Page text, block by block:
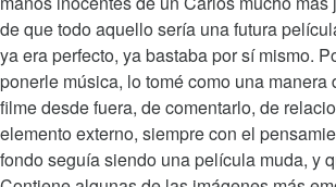
de que todo aquello sería una futura
ya era perfecto, ya bastaba por sí mismo.
ponerle música, lo tomé como una manera
filme desde fuera, de comentarlo, de
elemento externo, siempre con el
fondo seguía siendo una película muda, y